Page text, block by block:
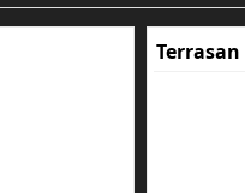
Terrasan